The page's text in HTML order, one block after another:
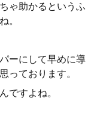
ゃ助かるというふ
。
ーにして早めに導
っております。
ですよね。